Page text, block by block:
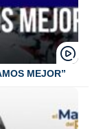
MEJOR”